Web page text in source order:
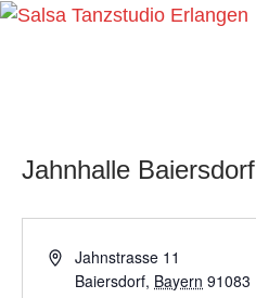
Jahnhalle Baiersdorf
AdresseJahnstrasse 11
Baiersdorf, Bayern 91083